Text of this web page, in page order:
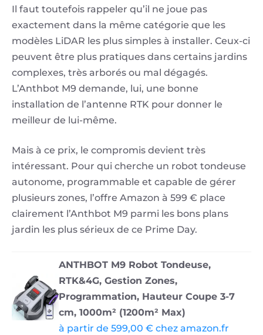
Il faut toutefois rappeler qu’il ne joue pas
exactement dans la même catégorie que les
modèles LiDAR les plus simples à installer. Ceux-ci
peuvent être plus pratiques dans certains jardins
complexes, très arborés ou mal dégagés.
L’Anthbot M9 demande, lui, une bonne
installation de l’antenne RTK pour donner le
meilleur de lui-même.
Mais à ce prix, le compromis devient très
intéressant. Pour qui cherche un robot tondeuse
autonome, programmable et capable de gérer
plusieurs zones, l’offre Amazon à 599 € place
clairement l’Anthbot M9 parmi les bons plans
jardin les plus sérieux de ce Prime Day.
ANTHBOT M9 Robot Tondeuse,
RTK&4G, Gestion Zones,
Programmation, Hauteur Coupe 3-7
cm, 1000m² (1200m² Max)
à partir de 599,00 € chez amazon.fr